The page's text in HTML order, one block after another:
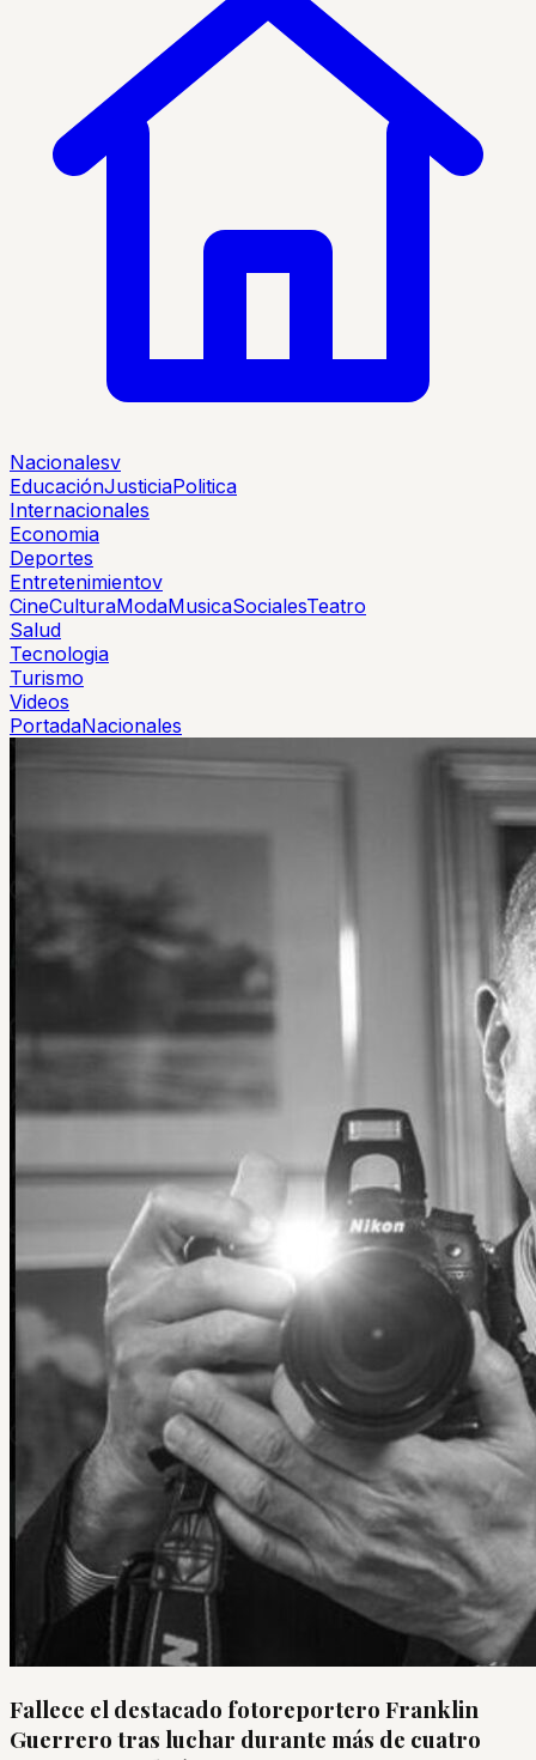
Nacionalesv
EducaciónJusticiaPolitica
Internacionales
Economia
Deportes
Entretenimientov
CineCulturaModaMusicaSocialesTeatro
Salud
Tecnologia
Turismo
Videos
PortadaNacionales
Fallece el destacado fotoreportero Franklin
Guerrero tras luchar durante más de cuatro